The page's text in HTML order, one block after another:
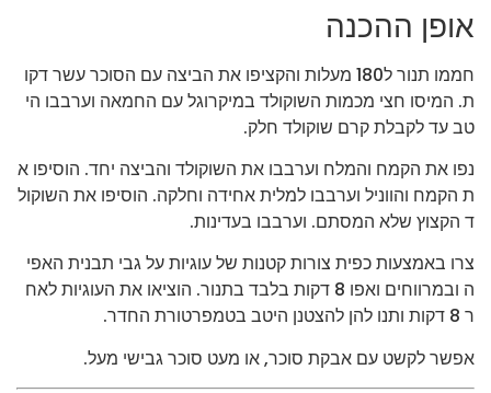
אופן ההכנה
חממו תנור ל180 מעלות והקציפו את הביצה עם הסוכר עשר דקו
ת. המיסו חצי מכמות השוקולד במיקרוגל עם החמאה וערבבו הי
טב עד לקבלת קרם שוקולד חלק.
נפו את הקמח והמלח וערבבו את השוקולד והביצה יחד. הוסיפו א
ת הקמח והווניל וערבבו למלית אחידה וחלקה. הוסיפו את השוקול
ד הקצוץ שלא המסתם. וערבבו בעדינות.
צרו באמצעות כפית צורות קטנות של עוגיות על גבי תבנית האפי
ה ובמרווחים ואפו 8 דקות בלבד בתנור. הוציאו את העוגיות לאח
ר 8 דקות ותנו להן להצטנן היטב בטמפרטורת החדר.
אפשר לקשט עם אבקת סוכר, או מעט סוכר גבישי מעל.